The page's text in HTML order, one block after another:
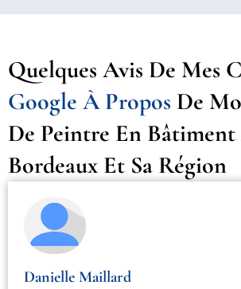
Quelques Avis De Mes
Google À Propos De
De Peintre En
Bordeaux Et Sa Région
Danielle Maillard